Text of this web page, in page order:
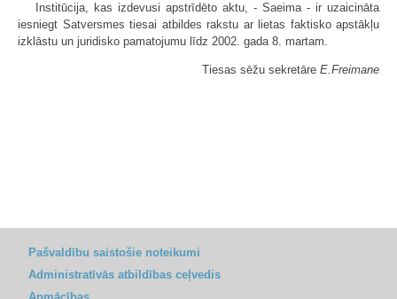
Institūcija, kas izdevusi apstrīdēto aktu, - Saeima - ir uzaicināta
iesniegt Satversmes tiesai atbildes rakstu ar lietas faktisko apstākļu
izklāstu un juridisko pamatojumu līdz 2002. gada 8. martam.
Tiesas sēžu sekretāre E.Freimane
Pašvaldību saistošie noteikumi
Administratīvās atbildības ceļvedis